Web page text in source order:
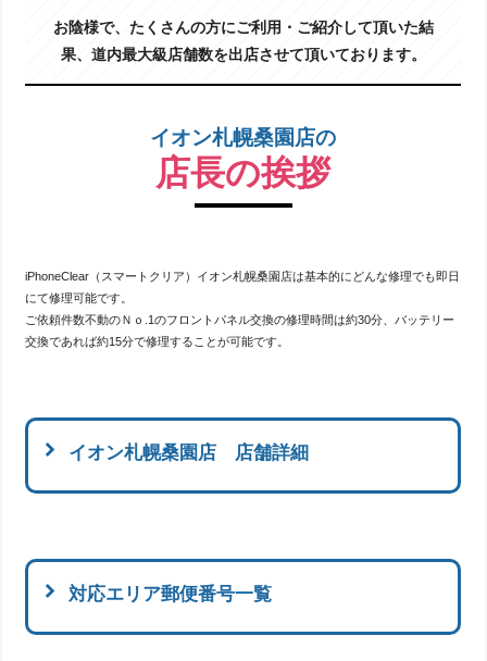
お陰様で、たくさんの方にご利用・ご紹介して頂いた結
果、道内最大級店舗数を出店させて頂いております。
イオン札幌桑園店の
店長の挨拶
iPhoneClear（スマートクリア）イオン札幌桑園店は基本的にどんな修理でも即日
にて修理可能です。
ご依頼件数不動のＮｏ.1のフロントパネル交換の修理時間は約30分、バッテリー
交換であれば約15分で修理することが可能です。
イオン札幌桑園店 店舗詳細
対応エリア郵便番号一覧